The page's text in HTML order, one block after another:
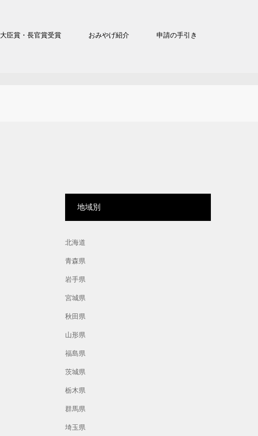
大臣賞・長官賞受賞 おみやげ紹介 申請の手引き
地域別
北海道
青森県
岩手県
宮城県
秋田県
山形県
福島県
茨城県
栃木県
群馬県
埼玉県